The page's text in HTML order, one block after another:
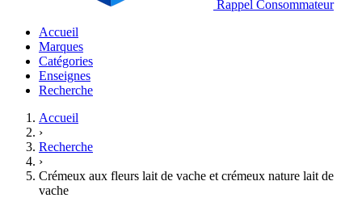
Rappel Consommateur
Accueil
Marques
Catégories
Enseignes
Recherche
Accueil
›
Recherche
›
Crémeux aux fleurs lait de vache et crémeux nature lait de
vache